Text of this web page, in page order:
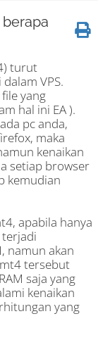
turut
VPS.
yang
hal ini EA ).
pc anda,
maka
kenaikan
setiap browser
kemudian
apabila hanya
namun akan
tersebut
saja yang
kenaikan
yang